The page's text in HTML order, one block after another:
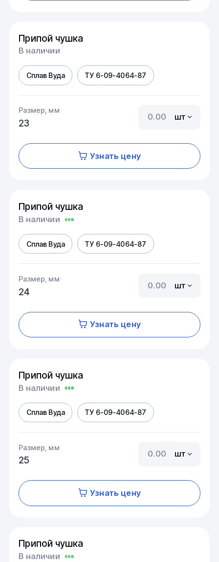
Припой чушка
В наличии
Сплав Вуда ТУ 6-09-4064-87
Размер, мм
23
шт
Узнать цену
Припой чушка
В наличии
Сплав Вуда ТУ 6-09-4064-87
Размер, мм
24
шт
Узнать цену
Припой чушка
В наличии
Сплав Вуда ТУ 6-09-4064-87
Размер, мм
25
шт
Узнать цену
Припой чушка
В наличии